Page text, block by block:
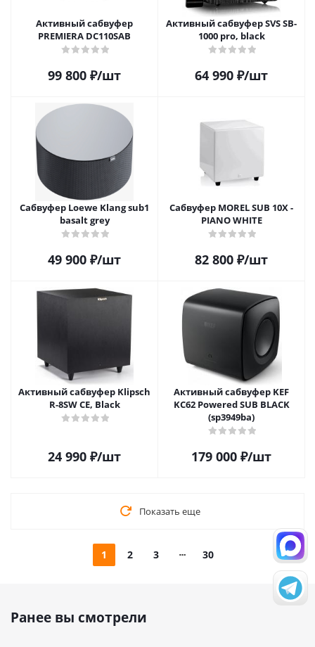
Активный сабвуфер
PREMIERA DC110SAB
99 800 ₽/шт
Активный сабвуфер SVS SB-
1000 pro, black
64 990 ₽/шт
Сабвуфер Loewe Klang sub1
basalt grey
49 900 ₽/шт
Сабвуфер MOREL SUB 10X -
PIANO WHITE
82 800 ₽/шт
Активный сабвуфер Klipsch
R-8SW CE, Black
24 990 ₽/шт
Активный сабвуфер KEF
KC62 Powered SUB BLACK
(sp3949ba)
179 000 ₽/шт
Показать еще
1 2 3 30
Ранее вы смотрели